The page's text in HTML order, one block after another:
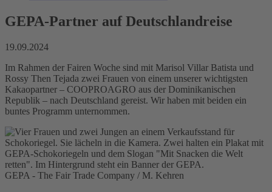
GEPA-Partner auf Deutschlandreise
19.09.2024
Im Rahmen der Fairen Woche sind mit Marisol Villar Batista und
Rossy Then Tejada zwei Frauen von einem unserer wichtigsten
Kakaopartner – COOPROAGRO aus der Dominikanischen
Republik – nach Deutschland gereist. Wir haben mit beiden ein
buntes Programm unternommen.
GEPA - The Fair Trade Company / M. Kehren